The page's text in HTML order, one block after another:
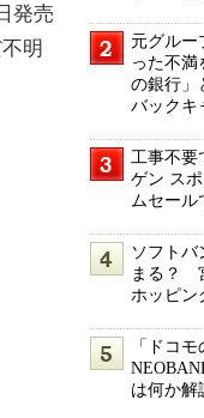
発売
明
元グルー
った不
の銀行」
バックキ
工事不要
ゲン ス
ムセール
ソフトバ
まる？
ホッピン
「ドコ
は何か解